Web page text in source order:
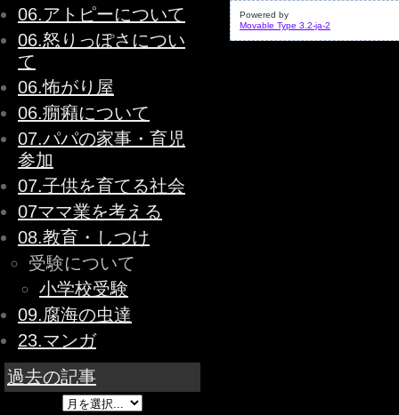
06.アトピーについて
06.怒りっぽさについ
て
06.怖がり屋
06.癇癪について
07.パパの家事・育児
参加
07.子供を育てる社会
07ママ業を考える
08.教育・しつけ
受験について
小学校受験
09.腐海の虫達
23.マンガ
過去の記事
Powered by
Movable Type 3.2-ja-2